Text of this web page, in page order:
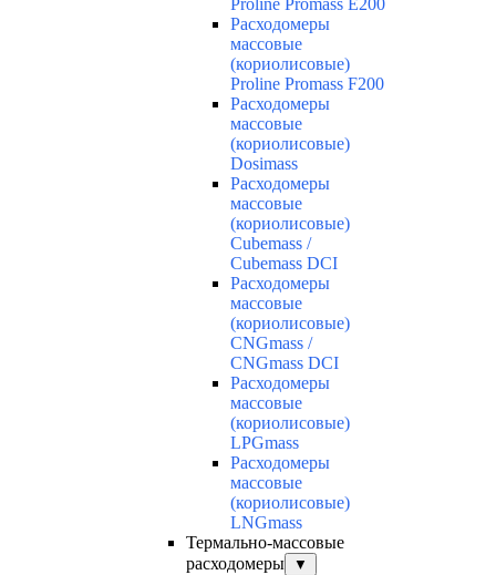
Proline Promass E200
Расходомеры
массовые
(кориолисовые)
Proline Promass F200
Расходомеры
массовые
(кориолисовые)
Dosimass
Расходомеры
массовые
(кориолисовые)
Cubemass /
Cubemass DCI
Расходомеры
массовые
(кориолисовые)
CNGmass /
CNGmass DCI
Расходомеры
массовые
(кориолисовые)
LPGmass
Расходомеры
массовые
(кориолисовые)
LNGmass
Термально-массовые
расходомеры
▼